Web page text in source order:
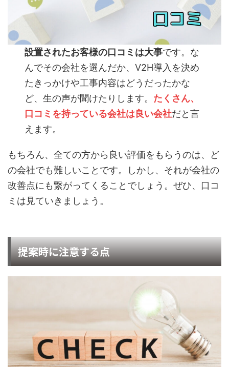
設置されたお客様の口コミは大事です。な
んでその会社を選んだか、V2H導入を決め
たきっかけや工事内容はどうだったかな
ど、生の声が聞けたりします。 たくさん、
口コミを持っている会社は良い会社だと言
えます。
もちろん、全ての方から良い評価をもらうのは、ど
の会社でも難しいことです。しかし、それが会社の
改善点にも繋がってくることでしょう。ぜひ、口コ
ミは見ていきましょう。
提案時に注意する点